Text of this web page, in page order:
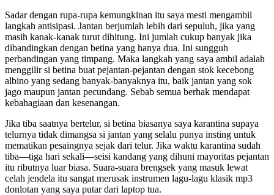
Sadar dengan rupa-rupa kemungkinan itu saya mesti mengambil
langkah antisipasi. Jantan berjumlah lebih dari sepuluh, jika yang
masih kanak-kanak turut dihitung. Ini jumlah cukup banyak jika
dibandingkan dengan betina yang hanya dua. Ini sungguh
perbandingan yang timpang. Maka langkah yang saya ambil adalah
menggilir si betina buat pejantan-pejantan dengan stok kecebong
albino yang sedang banyak-banyaknya itu, baik jantan yang sok
jago maupun jantan pecundang. Sebab semua berhak mendapat
kebahagiaan dan kesenangan.
Jika tiba saatnya bertelur, si betina biasanya saya karantina supaya
telurnya tidak dimangsa si jantan yang selalu punya insting untuk
mematikan pesaingnya sejak dari telur. Jika waktu karantina sudah
tiba—tiga hari sekali—seisi kandang yang dihuni mayoritas pejantan
itu ributnya luar biasa. Suara-suara brengsek yang masuk lewat
celah jendela itu sangat merusak instrumen lagu-lagu klasik mp3
donlotan yang saya putar dari laptop tua.